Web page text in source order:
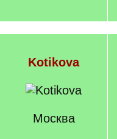
Kotikova
Москва